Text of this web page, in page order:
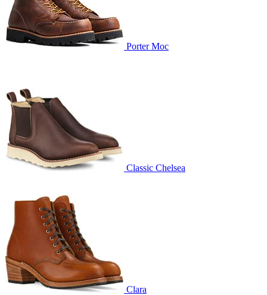
Porter Moc
Classic Chelsea
Clara